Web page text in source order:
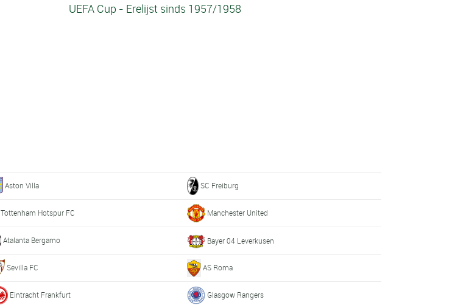
UEFA Cup - Erelijst sinds 1957/1958
Aston Villa SC Freiburg
Tottenham Hotspur FC Manchester United
Atalanta Bergamo Bayer 04 Leverkusen
Sevilla FC AS Roma
Eintracht Frankfurt Glasgow Rangers